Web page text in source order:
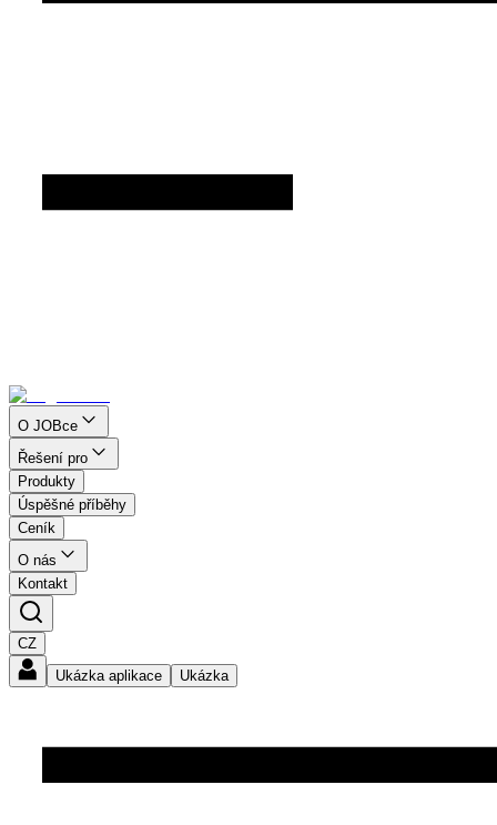
O JOBce
Řešení pro
Produkty
Úspěšné příběhy
Ceník
O nás
Kontakt
CZ
Ukázka aplikace
Ukázka